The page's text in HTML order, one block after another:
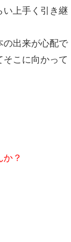
い上手く引き継
の出来が心配で
こに向かって
？